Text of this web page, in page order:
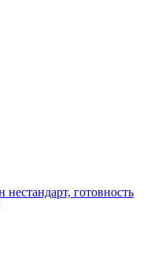
готовность